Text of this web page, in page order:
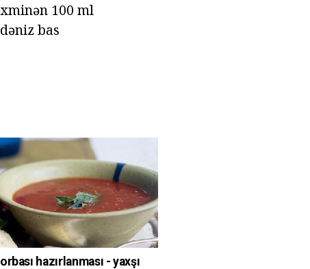
100 ml
bas
hazırlanması - yaxşı